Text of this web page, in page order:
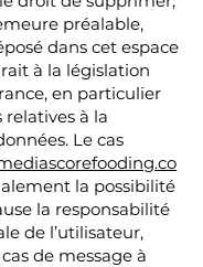
préalable,
dans cet espace
à la législation
en particulier
à la
Le cas
la possibilité
la responsabilité
de l’utilisateur,
de message à